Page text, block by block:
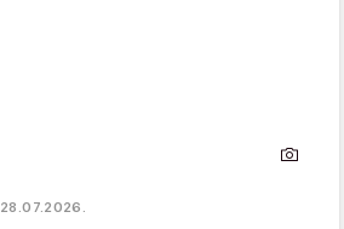
28.07.2026.